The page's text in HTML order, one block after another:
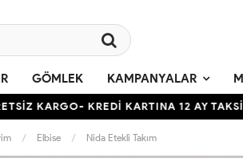
GÖMLEK KAMPANYALAR
KARGO- KREDİ KARTINA 12 AY TAKSİT
Elbise Nida Etekli Takım